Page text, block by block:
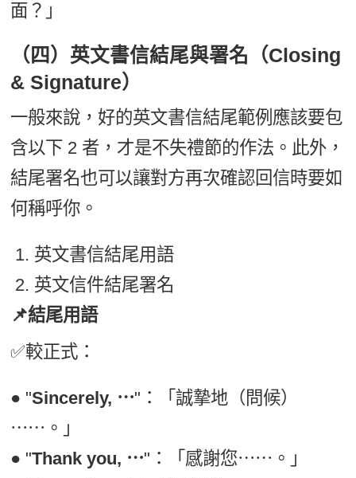
面？」
（四）英文書信結尾與署名（Closing
& Signature）
一般來說，好的英文書信結尾範例應該要包
含以下 2 者，才是不失禮節的作法。此外，
結尾署名也可以讓對方再次確認回信時要如
何稱呼你。
英文書信結尾用語
英文信件結尾署名
📌結尾用語
✅較正式：
● "Sincerely, ⋯"：「誠摯地（問候）
⋯⋯。」
● "Thank you, ⋯"：「感謝您⋯⋯。」